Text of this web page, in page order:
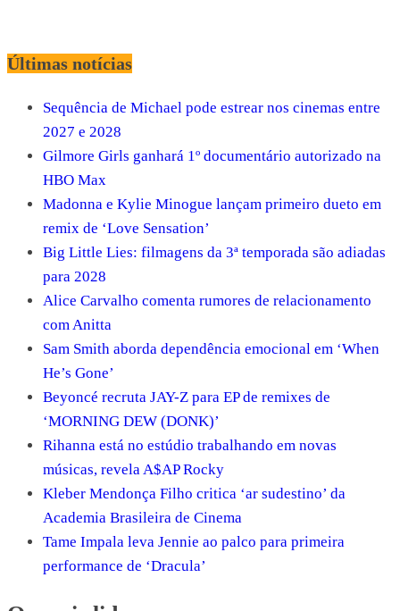
Últimas notícias
Sequência de Michael pode estrear nos cinemas entre
2027 e 2028
Gilmore Girls ganhará 1º documentário autorizado na
HBO Max
Madonna e Kylie Minogue lançam primeiro dueto em
remix de ‘Love Sensation’
Big Little Lies: filmagens da 3ª temporada são adiadas
para 2028
Alice Carvalho comenta rumores de relacionamento
com Anitta
Sam Smith aborda dependência emocional em ‘When
He’s Gone’
Beyoncé recruta JAY-Z para EP de remixes de
‘MORNING DEW (DONK)’
Rihanna está no estúdio trabalhando em novas
músicas, revela A$AP Rocky
Kleber Mendonça Filho critica ‘ar sudestino’ da
Academia Brasileira de Cinema
Tame Impala leva Jennie ao palco para primeira
performance de ‘Dracula’